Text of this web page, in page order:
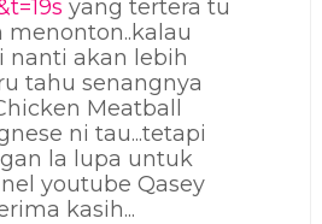
yang tertera tu
nanti akan lebih
tahu senangnya
Meatball
ni tau...tetapi
la lupa untuk
youtube Qasey
kasih...